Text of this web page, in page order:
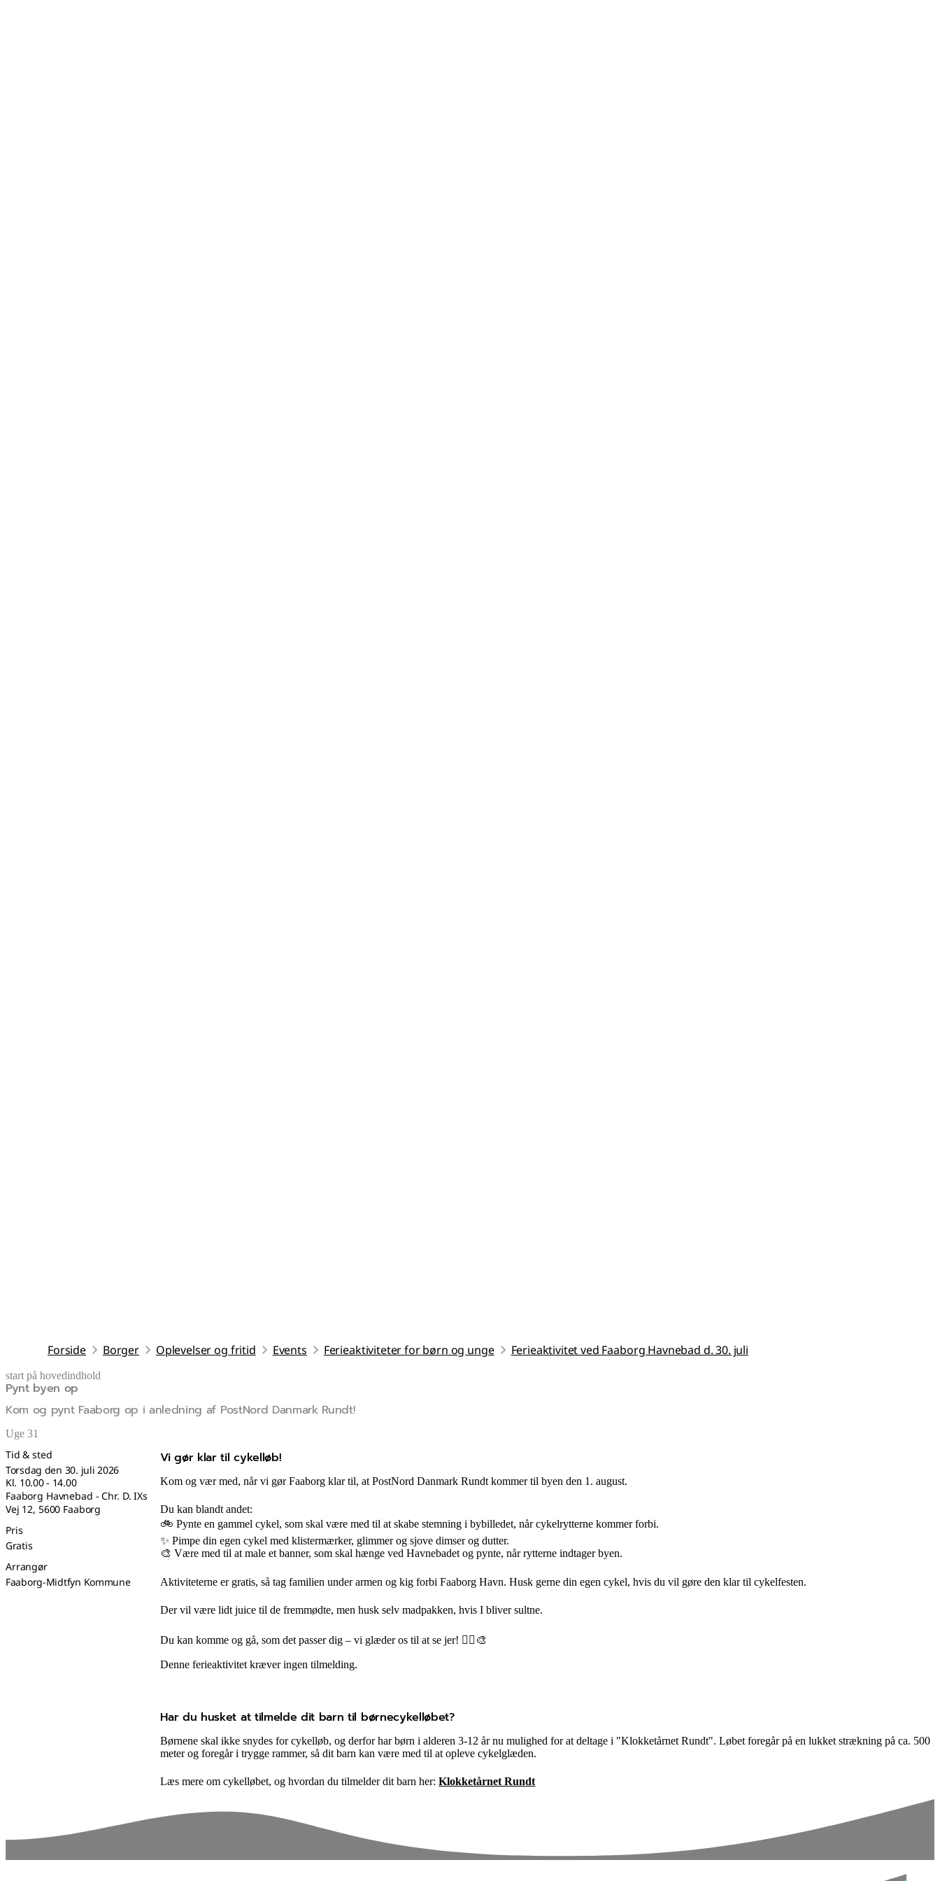
Forside Borger Oplevelser og fritid Events Ferieaktiviteter for børn og unge Ferieaktivitet ved Faaborg Havnebad d. 30. juli
start på hovedindhold
Pynt byen op
Kom og pynt Faaborg op i anledning af PostNord Danmark Rundt!
senest opdateret 24. juli 2026
Uge 31
Tid & sted
torsdag den 30. juli 2026
kl. 10.00 - 14.00
Faaborg Havnebad - Chr. D. IXs
Vej 12, 5600 Faaborg
Pris
Gratis
Arrangør
Faaborg-Midtfyn Kommune
Vi gør klar til cykelløb!
Kom og vær med, når vi gør Faaborg klar til, at PostNord Danmark Rundt kommer til byen den 1. august.
Du kan blandt andet:
🚲 Pynte en gammel cykel, som skal være med til at skabe stemning i bybilledet, når cykelrytterne kommer forbi.
✨ Pimpe din egen cykel med klistermærker, glimmer og sjove dimser og dutter.
🎨 Være med til at male et banner, som skal hænge ved Havnebadet og pynte, når rytterne indtager byen.
Aktiviteterne er gratis, så tag familien under armen og kig forbi Faaborg Havn. Husk gerne din egen cykel, hvis du vil gøre den klar til cykelfesten.
Der vil være lidt juice til de fremmødte, men husk selv madpakken, hvis I bliver sultne.
Du kan komme og gå, som det passer dig – vi glæder os til at se jer! 🚴‍♀️🎨
Denne ferieaktivitet kræver ingen tilmelding.
Har du husket at tilmelde dit barn til børnecykelløbet?
Børnene skal ikke snydes for cykelløb, og derfor har børn i alderen 3-12 år nu mulighed for at deltage i "Klokketårnet Rundt". Løbet foregår på en lukket strækning på ca. 500
meter og foregår i trygge rammer, så dit barn kan være med til at opleve cykelglæden.
Læs mere om cykelløbet, og hvordan du tilmelder dit barn her:Klokketårnet Rundt